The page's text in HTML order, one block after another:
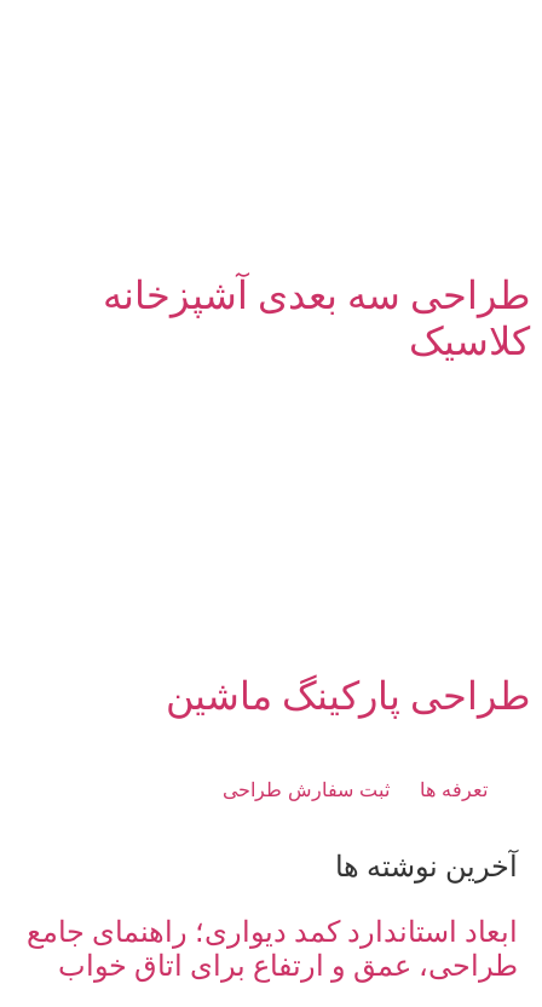
طراحی سه بعدی آشپزخانه
کلاسیک
طراحی پارکینگ ماشین
تعرفه ها ثبت سفارش طراحی
آخرین نوشته ها
ابعاد استاندارد کمد دیواری؛ راهنمای جامع
طراحی، عمق و ارتفاع برای اتاق خواب